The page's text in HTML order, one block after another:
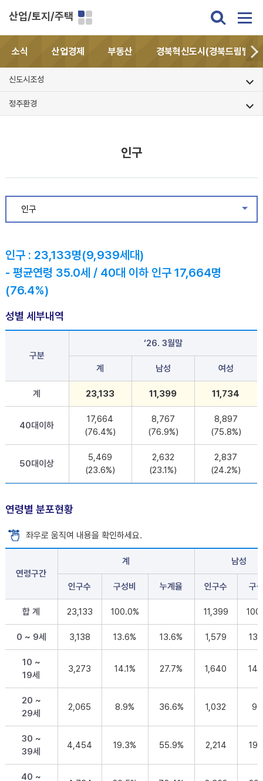
산업/토지/주택
소식 산업경제 부동산 경북혁신도시(경북드림밸리)
신도시조성
정주환경
인구
인구
인구 : 23,133명(9,939세대)
- 평균연령 35.0세 / 40대 이하 인구 17,664명
(76.4%)
성별 세부내역
구분
‘26. 3월말
계 남성 여성
계 23,133 11,399 11,734
40대이하
17,664
(76.4%)
8,767
(76.9%)
8,897
(75.8%)
50대이상
5,469
(23.6%)
2,632
(23.1%)
2,837
(24.2%)
연령별 분포현황
좌우로 움직여 내용을 확인하세요.
연령구간
계 남성
인구수 구성비 누계율 인구수 구
합 계 23,133 100.0% 11,399
0 ~ 9세 3,138 13.6% 13.6% 1,579
10 ~
19세
3,273 14.1% 27.7% 1,640
20 ~
29세
2,065 8.9% 36.6% 1,032
30 ~
39세
4,454 19.3% 55.9% 2,214
40 ~